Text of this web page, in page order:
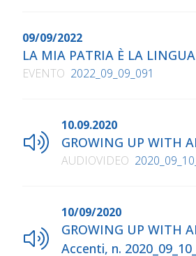
09/09/2022
LA MIA PATRIA È LA LINGUA
EVENTO 2022_09_09_091
10.09.2020
GROWING UP WITH
AUDIOVIDEO
10/09/2020
GROWING UP WITH
Accenti, n.